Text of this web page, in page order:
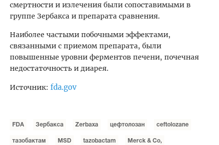
смертности и излечения были сопоставимыми в
группе Зербакса и препарата сравнения.
Наиболее частыми побочными эффектами,
связанными с приемом препарата, были
повышенные уровни ферментов печени, почечная
недостаточность и диарея.
Источник: fda.gov
FDA Зербакса Zerbaxa цефтолозан ceftolozane
тазобактам MSD tazobactam Merck & Co,